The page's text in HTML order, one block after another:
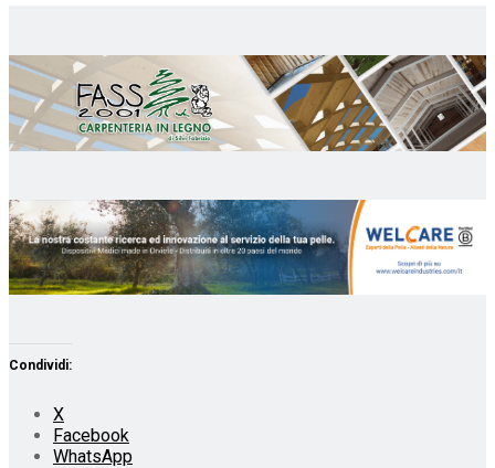
Condividi:
X
Facebook
WhatsApp